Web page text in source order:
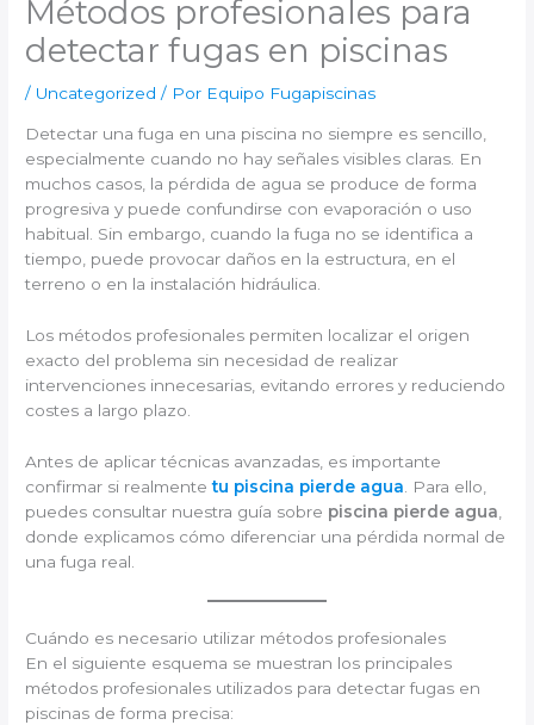
Métodos profesionales para
detectar fugas en piscinas
/ Uncategorized / Por Equipo Fugapiscinas
Detectar una fuga en una piscina no siempre es sencillo,
especialmente cuando no hay señales visibles claras. En
muchos casos, la pérdida de agua se produce de forma
progresiva y puede confundirse con evaporación o uso
habitual. Sin embargo, cuando la fuga no se identifica a
tiempo, puede provocar daños en la estructura, en el
terreno o en la instalación hidráulica.
Los métodos profesionales permiten localizar el origen
exacto del problema sin necesidad de realizar
intervenciones innecesarias, evitando errores y reduciendo
costes a largo plazo.
Antes de aplicar técnicas avanzadas, es importante
confirmar si realmentetu piscina pierde agua . Para ello,
puedes consultar nuestra guía sobre piscina pierde agua
donde explicamos cómo diferenciar una pérdida normal de
una fuga real.
Cuándo es necesario utilizar métodos profesionales
En el siguiente esquema se muestran los principales
métodos profesionales utilizados para detectar fugas en
piscinas de forma precisa: